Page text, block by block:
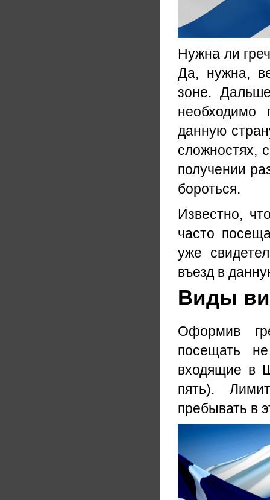
Нужна ли
Да, нужна,
зоне.
необходимо
данную
сложностях,
получении
бороться.
Известно,
часто
уже
въезд в
Виды
Оформив
посещать
входящие в
пять).
пребывать в